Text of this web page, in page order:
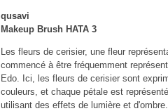
qusavi
Makeup Brush HATA 3
Les fleurs de cerisier, une fleur
commencé à être fréquemment
Edo. Ici, les fleurs de cerisier sont
couleurs, et chaque pétale est
utilisant des effets de lumière et